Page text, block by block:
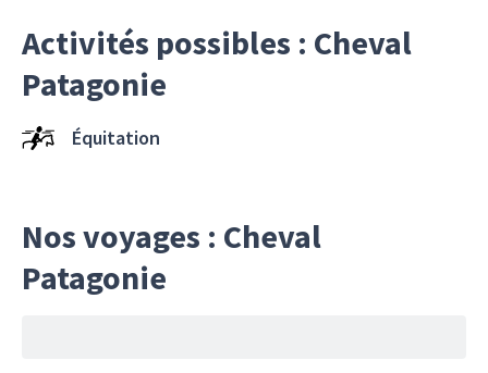
Activités possibles : Cheval
Patagonie
Équitation
Nos voyages : Cheval
Patagonie